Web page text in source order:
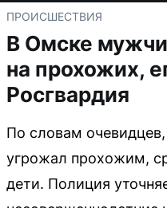
ПРОИСШЕСТВИЯ
В Омске
на прохожих,
Росгвардия
По словам
угрожал прохожим,
дети. Полиция